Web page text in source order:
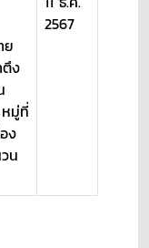
ย
ง
มู่ที่
ง
น
2567